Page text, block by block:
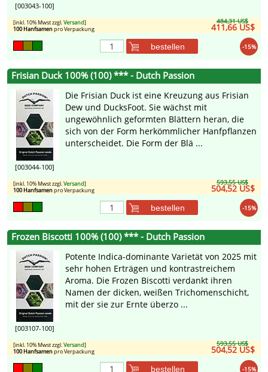
[003043-100]
484,31 US$
411,66 US$
[inkl. 10% Mwst zzgl.Versand]
100 Hanfsamenpro Verpackung
-15%
bestellen
Frisian Duck 100% (100) *** - Dutch Passion
[003044-100]
Die Frisian Duck ist eine Kreuzung aus Frisian
Dew und DucksFoot. Sie wächst mit
ungewöhnlich geformten Blättern heran, die
sich von der Form herkömmlicher Hanfpflanzen
unterscheidet. Die Form der Blä ...
593,55 US$
504,52 US$
[inkl. 10% Mwst zzgl.Versand]
100 Hanfsamenpro Verpackung
-15%
bestellen
Frozen Biscotti 100% (100) *** - Dutch Passion
[003107-100]
Potente Indica-dominante Varietät von 2025 mit
sehr hohen Erträgen und kontrastreichem
Aroma. Die Frozen Biscotti verdankt ihren
Namen der dicken, weißen Trichomenschicht,
mit der sie zur Ernte überzo ...
593,55 US$
504,52 US$
[inkl. 10% Mwst zzgl.Versand]
100 Hanfsamenpro Verpackung
-15%
bestellen